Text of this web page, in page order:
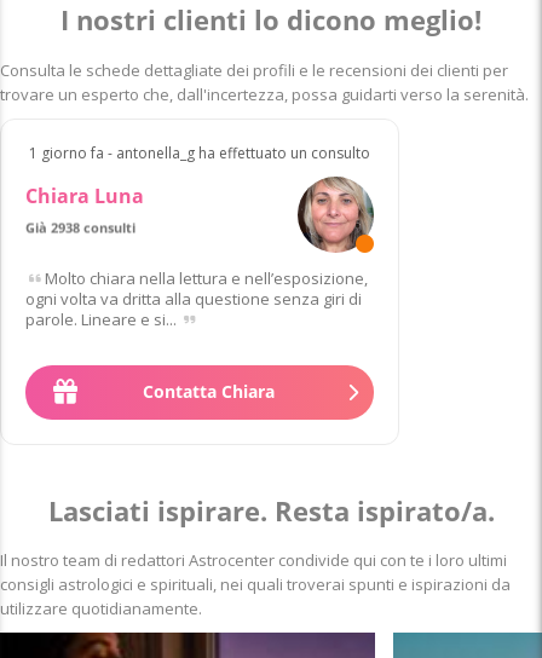
I nostri clienti lo dicono meglio!
Consulta le schede dettagliate dei profili e le recensioni dei clienti per
trovare un esperto che, dall'incertezza, possa guidarti verso la serenità.
1 giorno fa - antonella_g ha effettuato un consulto
Chiara Luna
Già 2938 consulti
Esperto del di 47 clienti
Molto chiara nella lettura e nell’esposizione,
ogni volta va dritta alla questione senza giri di
parole. Lineare e si...
Contatta Chiara
2 50€
Lasciati ispirare. Resta ispirato/a.
Il nostro team di redattori Astrocenter condivide qui con te i loro ultimi
consigli astrologici e spirituali, nei quali troverai spunti e ispirazioni da
utilizzare quotidianamente.